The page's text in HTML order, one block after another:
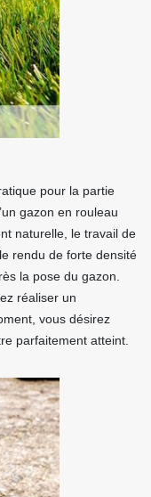
pour la partie
gazon en rouleau
naturelle, le travail de
rendu de forte densité
la pose du gazon.
réaliser un
vous désirez
parfaitement atteint.